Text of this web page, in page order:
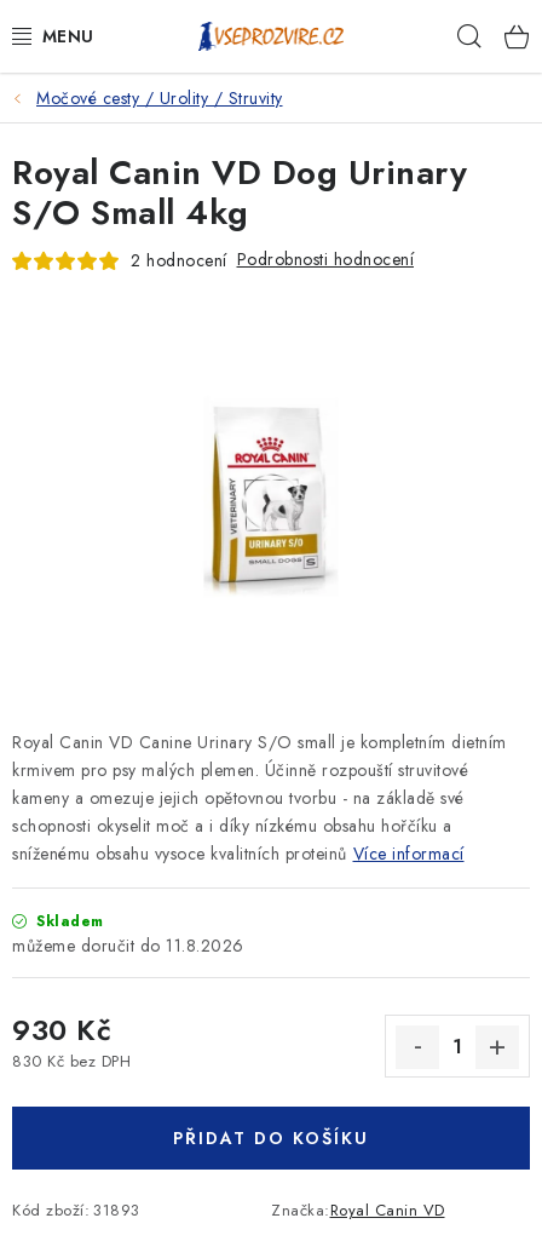
na
PSI
KOČKY
KONĚ
KRÁLÍCI/HLODAVCI/PTÁCI
Močové cesty / Urolity / Struvity
Royal Canin VD Canine Urinary S/O small je kompletním dietním
krmivem pro psy malých plemen. Účinně rozpouští struvitové
kameny a omezuje jejich opětovnou tvorbu - na základě své
schopnosti okyselit moč a i díky nízkému obsahu hořčíku a
sníženému obsahu vysoce kvalitních proteinů Více informací
Skladem
11.8.2026
930 Kč
830 Kč bez DPH
PŘIDAT DO KOŠÍKU
Kód zboží: 31893 Značka:Royal Canin VD
Royal Canin VD Dog Urinary
S/O Small 4kg
2 hodnocení Podrobnosti hodnocení